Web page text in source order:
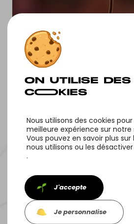
NOS
Nous utilisons des cookies
meilleure expérience sur notre
Vous pouvez en savoir plus sur
nous utilisons ou les
.
J'accepte
Je personnalise